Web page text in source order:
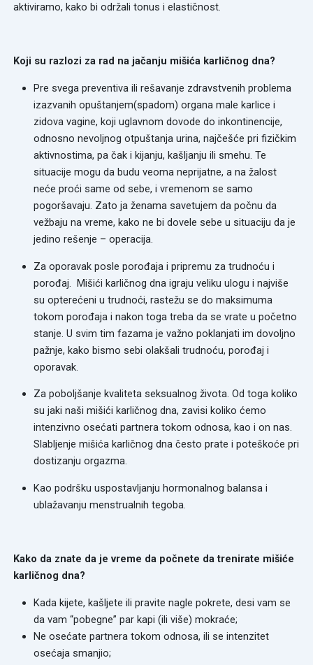
aktiviramo, kako bi održali tonus i elastičnost.
Koji su razlozi za rad na jačanju mišića karličnog dna?
Pre svega preventiva ili rešavanje zdravstvenih problema
izazvanih opuštanjem(spadom) organa male karlice i
zidova vagine, koji uglavnom dovode do inkontinencije,
odnosno nevoljnog otpuštanja urina, najčešće pri fizičkim
aktivnostima, pa čak i kijanju, kašljanju ili smehu. Te
situacije mogu da budu veoma neprijatne, a na žalost
neće proći same od sebe, i vremenom se samo
pogoršavaju. Zato ja ženama savetujem da počnu da
vežbaju na vreme, kako ne bi dovele sebe u situaciju da je
jedino rešenje – operacija.
Za oporavak posle porođaja i pripremu za trudnoću i
porođaj. Mišići karličnog dna igraju veliku ulogu i najviše
su opterećeni u trudnoći, rastežu se do maksimuma
tokom porođaja i nakon toga treba da se vrate u početno
stanje. U svim tim fazama je važno poklanjati im dovoljno
pažnje, kako bismo sebi olakšali trudnoću, porođaj i
oporavak.
Za poboljšanje kvaliteta seksualnog života. Od toga koliko
su jaki naši mišići karličnog dna, zavisi koliko ćemo
intenzivno osećati partnera tokom odnosa, kao i on nas.
Slabljenje mišića karličnog dna često prate i poteškoće pri
dostizanju orgazma.
Kao podršku uspostavljanju hormonalnog balansa i
ublažavanju menstrualnih tegoba.
Kako da znate da je vreme da počnete da trenirate mišiće
karličnog dna?
Kada kijete, kašljete ili pravite nagle pokrete, desi vam se
da vam “pobegne” par kapi (ili više) mokraće;
Ne osećate partnera tokom odnosa, ili se intenzitet
osećaja smanjio;